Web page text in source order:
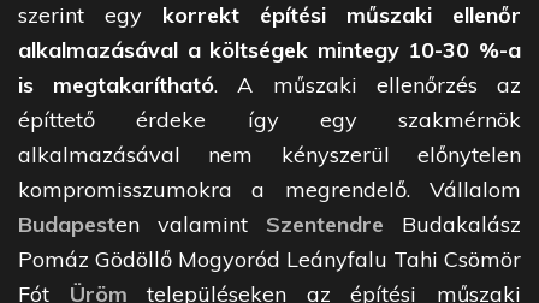
szerint egy korrekt építési műszaki ellenőr
alkalmazásával a költségek mintegy 10-30 %-a
is megtakarítható. A műszaki ellenőrzés az
építtető érdeke így egy szakmérnök
alkalmazásával nem kényszerül előnytelen
kompromisszumokra a megrendelő. Vállalom
Budapesten valamint Szentendre Budakalász
Pomáz Gödöllő Mogyoród Leányfalu Tahi Csömör
Fót Üröm településeken az építési műszaki